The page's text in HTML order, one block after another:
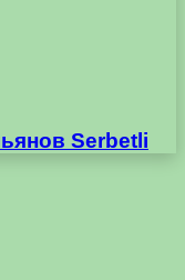
Serbetli